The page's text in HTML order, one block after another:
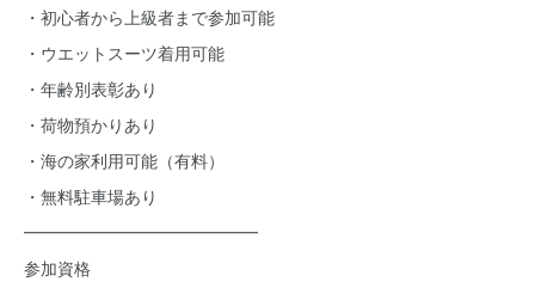
・初心者から上級者まで参加可能
・ウエットスーツ着用可能
・年齢別表彰あり
・荷物預かりあり
・海の家利用可能（有料）
・無料駐車場あり
━━━━━━━━━━━━━━
参加資格